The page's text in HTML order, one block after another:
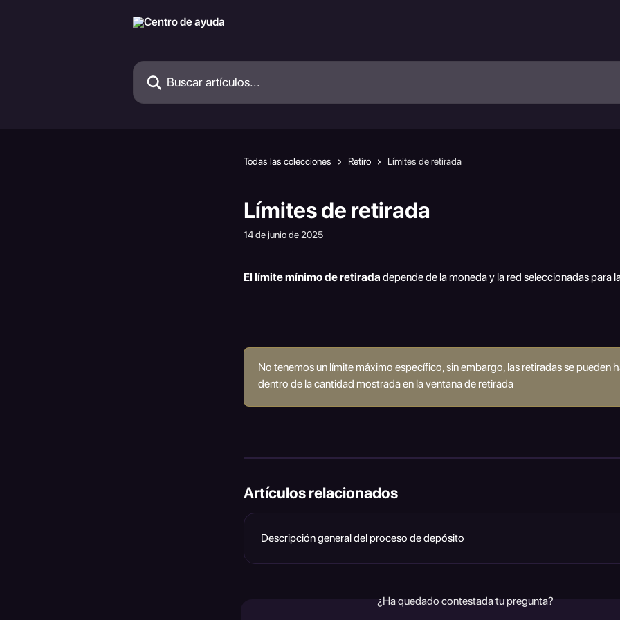
Buscar artículos...
Todas las colecciones Retiro Límites de retirada
Límites de retirada
14 de junio de 2025
El límite mínimo de retirada depende de la moneda y la red seleccionadas para
No tenemos un límite máximo específico, sin embargo, las retiradas se pueden
dentro de la cantidad mostrada en la ventana de retirada
Artículos relacionados
Descripción general del proceso de depósito
¿Ha quedado contestada tu pregunta?